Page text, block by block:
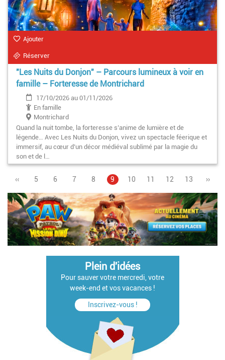
Ajouter
Réserver
"Les Nuits du Donjon" – Parcours lumineux à voir en
famille – Forteresse de Montrichard
17/10/2026 au 01/11/2026
En famille
Montrichard
Quand la nuit tombe, la forteresse s’anime de lumière et de
légende… Avec Les Nuits du Donjon, vivez un spectacle féerique et
immersif, au cœur d’un décor médiéval sublimé par la magie du
son et de l…
Pagination
Page
‹‹ Page
5 Page
6 Page
7 Page
8
Page
9 Page
10 Page
11 Page
12 Page
13
Page
››
Plein d'idées
Pour sauver votre mercredi, votre
week-end et vos vacances !
Inscrivez-vous !